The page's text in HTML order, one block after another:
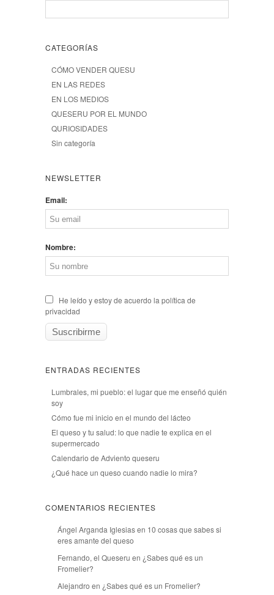
CATEGORÍAS
CÓMO VENDER QUESU
EN LAS REDES
EN LOS MEDIOS
QUESERU POR EL MUNDO
QURIOSIDADES
Sin categoría
NEWSLETTER
Email:
Nombre:
He leído y estoy de acuerdo la política de
privacidad
ENTRADAS RECIENTES
Lumbrales, mi pueblo: el lugar que me enseñó quién
soy
Cómo fue mi inicio en el mundo del lácteo
El queso y tu salud: lo que nadie te explica en el
supermercado
Calendario de Adviento queseru
¿Qué hace un queso cuando nadie lo mira?
COMENTARIOS RECIENTES
Ángel Arganda Iglesiasen 10 cosas que sabes si
eres amante del queso
Fernando, el Queseru en ¿Sabes qué es un
Fromelier?
Alejandro en ¿Sabes qué es un Fromelier?